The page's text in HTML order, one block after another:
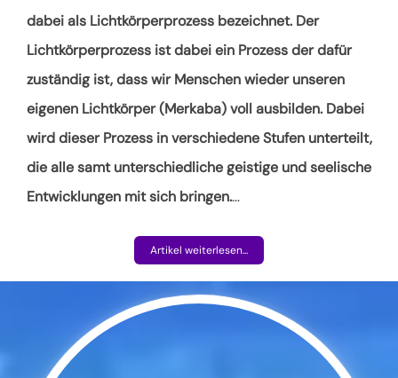
dabei als Lichtkörperprozess bezeichnet. Der
Lichtkörperprozess ist dabei ein Prozess der dafür
zuständig ist, dass wir Menschen wieder unseren
eigenen Lichtkörper (Merkaba) voll ausbilden. Dabei
wird dieser Prozess in verschiedene Stufen unterteilt,
die alle samt unterschiedliche geistige und seelische
Entwicklungen mit sich bringen.…
Artikel weiterlesen...